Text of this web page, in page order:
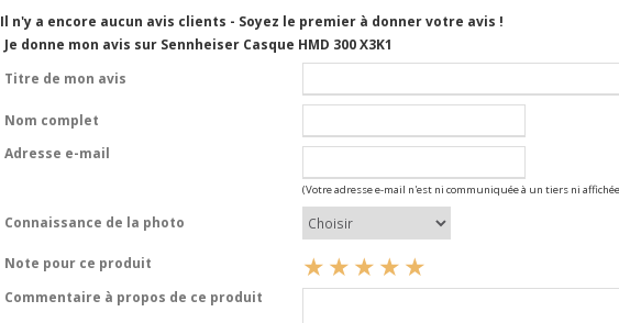
Il n'y a encore aucun avis clients - Soyez le premier à donner votre avis !
Je donne mon avis sur Sennheiser Casque HMD 300 X3K1
Titre de mon avis
Nom complet
Adresse e-mail
(Votre adresse e-mail n'est ni communiquée à un tiers ni
Connaissance de la photo
Note pour ce produit
Commentaire à propos de ce produit